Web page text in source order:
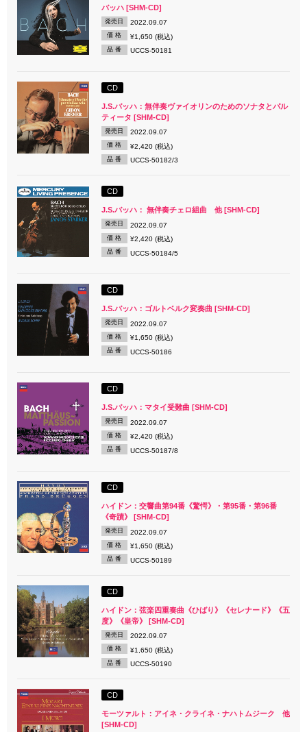
バッハ [SHM-CD]
発売日 2022.09.07
価 格 ¥1,650 (税込)
品 番 UCCS-50181
CD
J.S.バッハ：無伴奏ヴァイオリンのためのソナタとパル
ティータ [SHM-CD]
発売日 2022.09.07
価 格 ¥2,420 (税込)
品 番 UCCS-50182/3
CD
J.S.バッハ： 無伴奏チェロ組曲 他 [SHM-CD]
発売日 2022.09.07
価 格 ¥2,420 (税込)
品 番 UCCS-50184/5
CD
J.S.バッハ：ゴルトベルク変奏曲 [SHM-CD]
発売日 2022.09.07
価 格 ¥1,650 (税込)
品 番 UCCS-50186
CD
J.S.バッハ：マタイ受難曲 [SHM-CD]
発売日 2022.09.07
価 格 ¥2,420 (税込)
品 番 UCCS-50187/8
CD
ハイドン：交響曲第94番《驚愕》・第95番・第96番
《奇蹟》 [SHM-CD]
発売日 2022.09.07
価 格 ¥1,650 (税込)
品 番 UCCS-50189
CD
ハイドン：弦楽四重奏曲《ひばり》《セレナード》《五
度》《皇帝》 [SHM-CD]
発売日 2022.09.07
価 格 ¥1,650 (税込)
品 番 UCCS-50190
CD
モーツァルト：アイネ・クライネ・ナハトムジーク 他
[SHM-CD]